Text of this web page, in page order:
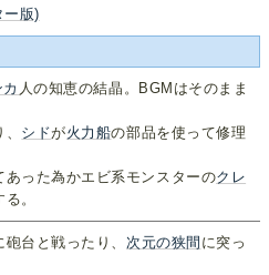
ー版)
人の知恵の結晶。BGMはそのまま
シドが火力船の部品を使って修理
った為かエビ系モンスターのクレ
。
台と戦ったり、 次元の狭間 に突っ